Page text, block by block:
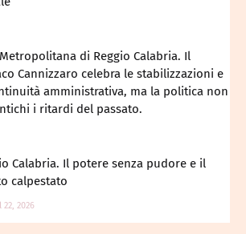
di Reggio Calabria. ​Il
Cannizzaro celebra le stabilizzazioni e
amministrativa, ma la politica non
i ritardi del passato.
Calabria. Il potere senza pudore e il
calpestato
22, 2026